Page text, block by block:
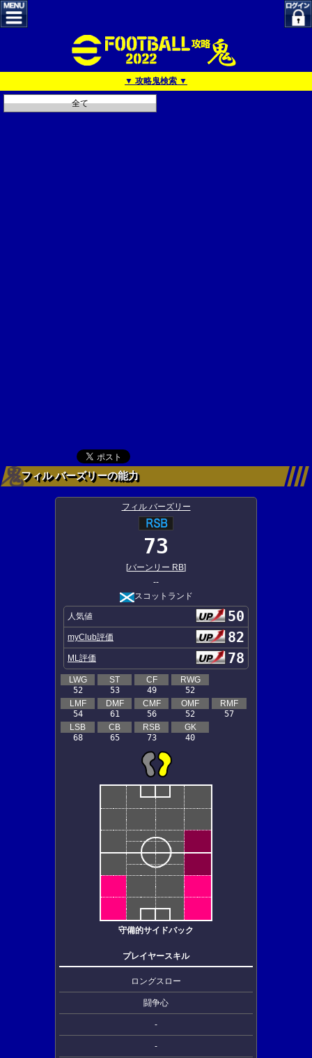
▼ 攻略鬼検索 ▼
全て
フィル バーズリーの能力
フィル バーズリー
73
[バーンリー RB]
--
スコットランド
人気値 50
myClub評価 82
ML評価 78
LWG
52
ST
53
CF
49
RWG
52
LMF
54
DMF
61
CMF
56
OMF
52
RMF
57
LSB
68
CB
65
RSB
73
GK
40
守備的サイドバック
プレイヤースキル
ロングスロー
闘争心
-
-